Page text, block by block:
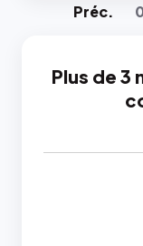
Préc.
Plus de 3